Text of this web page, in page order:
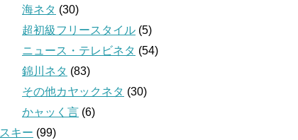
海ネタ (30)
超初級フリースタイル (5)
ニュース・テレビネタ (54)
錦川ネタ (83)
その他カヤックネタ (30)
かャッく言 (6)
スキー (99)